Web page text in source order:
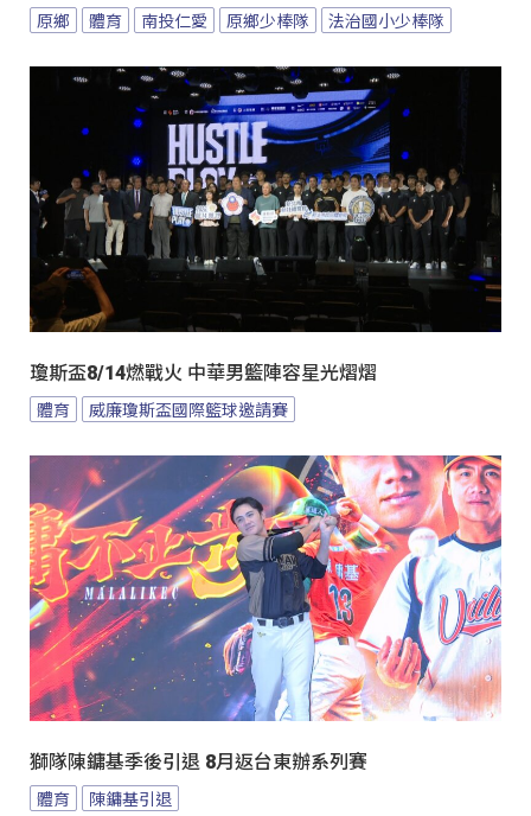
原鄉 體育 南投仁愛 原鄉少棒隊 法治國小少棒隊
瓊斯盃8/14燃戰火 中華男籃陣容星光熠熠
體育 威廉瓊斯盃國際籃球邀請賽
獅隊陳鏞基季後引退 8月返台東辦系列賽
體育 陳鏞基引退